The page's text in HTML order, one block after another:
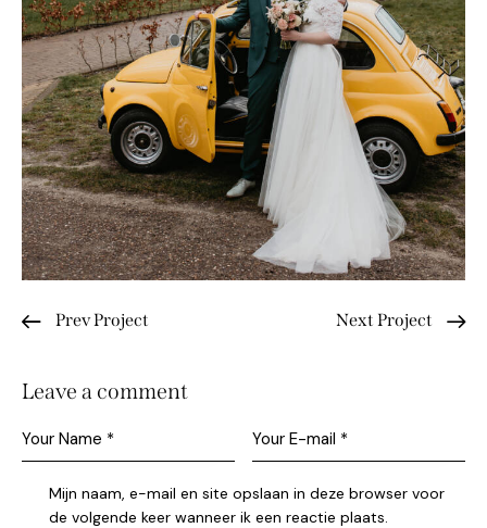
Prev Project Next Project
Leave a comment
Mijn naam, e-mail en site opslaan in deze browser voor
de volgende keer wanneer ik een reactie plaats.